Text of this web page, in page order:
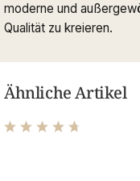
moderne und
Qualität zu kreieren.
Ähnliche Artikel
Durchschnittliche